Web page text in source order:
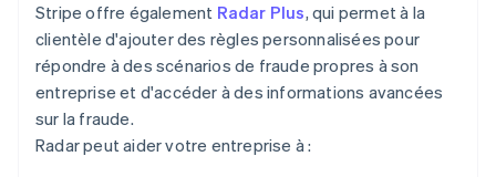
Stripe offre également Radar Plus, qui permet à la
clientèle d'ajouter des règles personnalisées pour
répondre à des scénarios de fraude propres à son
entreprise et d'accéder à des informations avancées
sur la fraude.
Radar peut aider votre entreprise à :